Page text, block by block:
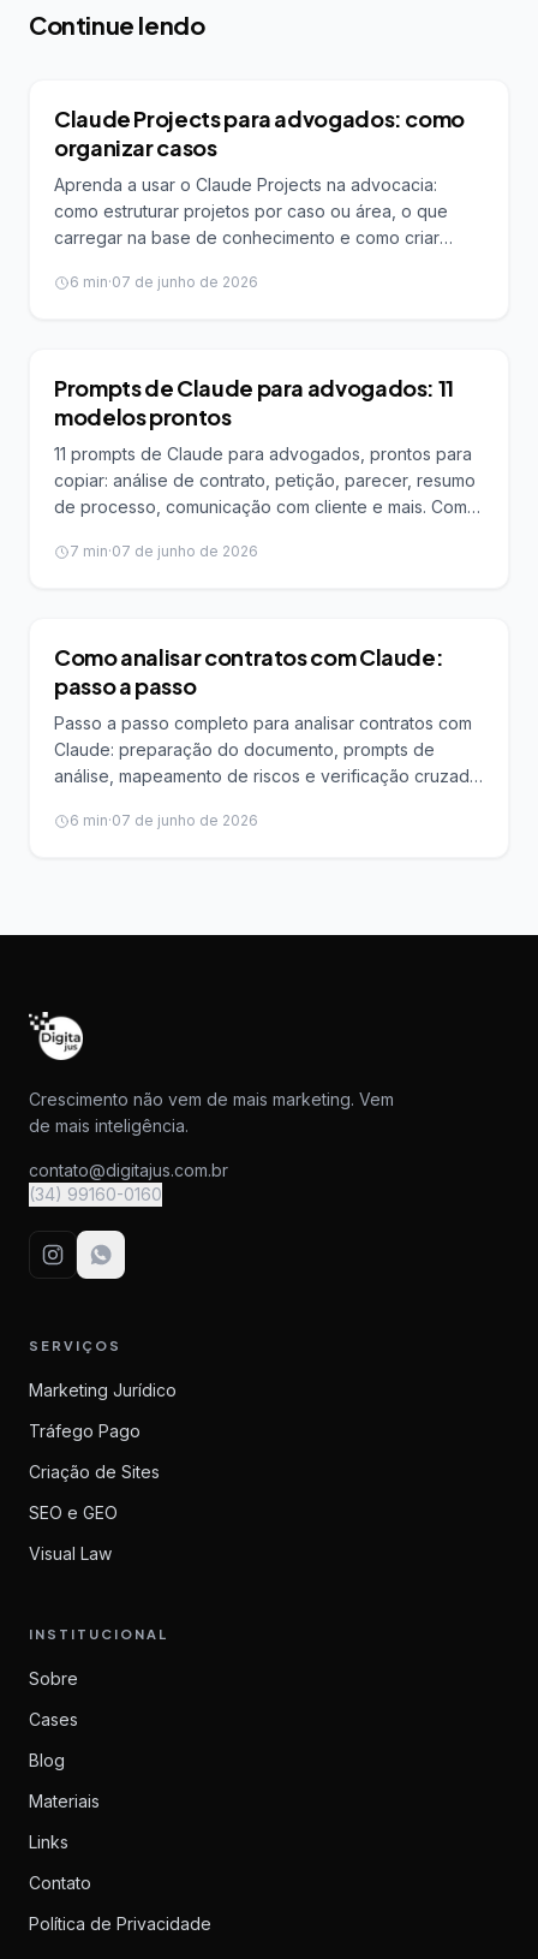
Continue lendo
IA PARA ADVOGADOS
Claude Projects para advogados: como
organizar casos
Aprenda a usar o Claude Projects na advocacia:
como estruturar projetos por caso ou área, o que
carregar na base de conhecimento e como criar
6 min·07 de junho de 2026
IA PARA ADVOGADOS
Prompts de Claude para advogados: 11
modelos prontos
11 prompts de Claude para advogados, prontos para
copiar: análise de contrato, petição, parecer, resumo
de processo, comunicação com cliente e mais. Com a
7 min·07 de junho de 2026
IA PARA ADVOGADOS
Como analisar contratos com Claude:
passo a passo
Passo a passo completo para analisar contratos com
Claude: preparação do documento, prompts de
análise, mapeamento de riscos e verificação cruzada
6 min·07 de junho de 2026
Crescimento não vem de mais marketing. Vem
de mais inteligência.
contato@digitajus.com.br
(34) 99160-0160
SERVIÇOS
Marketing Jurídico
Tráfego Pago
Criação de Sites
SEO e GEO
Visual Law
INSTITUCIONAL
Sobre
Cases
Blog
Materiais
Links
Contato
Política de Privacidade